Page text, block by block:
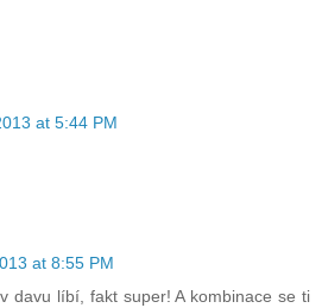
at 5:44 PM
at 8:55 PM
davu líbí, fakt super! A kombinace se ti